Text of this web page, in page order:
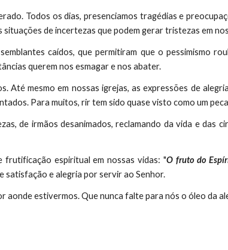
Todos os dias, presenciamos tragédias e
de incertezas que podem gerar tristezas em
caídos, que permitiram que o pessimismo
querem nos esmagar e nos abater.
mesmo em nossas igrejas, as expressões de
Para muitos, rir tem sido quase visto como um
de irmãos desanimados, reclamando da vida e das
frutificação espiritual em nossas vidas: "O fruto do
satisfação e alegria por servir ao Senhor.
estivermos. Que nunca falte para nós o óleo da